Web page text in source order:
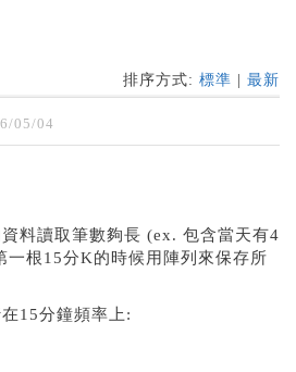
排序方式: 標準 最新
05/04
料讀取筆數夠長 (ex. 包含當天有4
一根15分K的時候用陣列來保存所
15分鐘頻率上: